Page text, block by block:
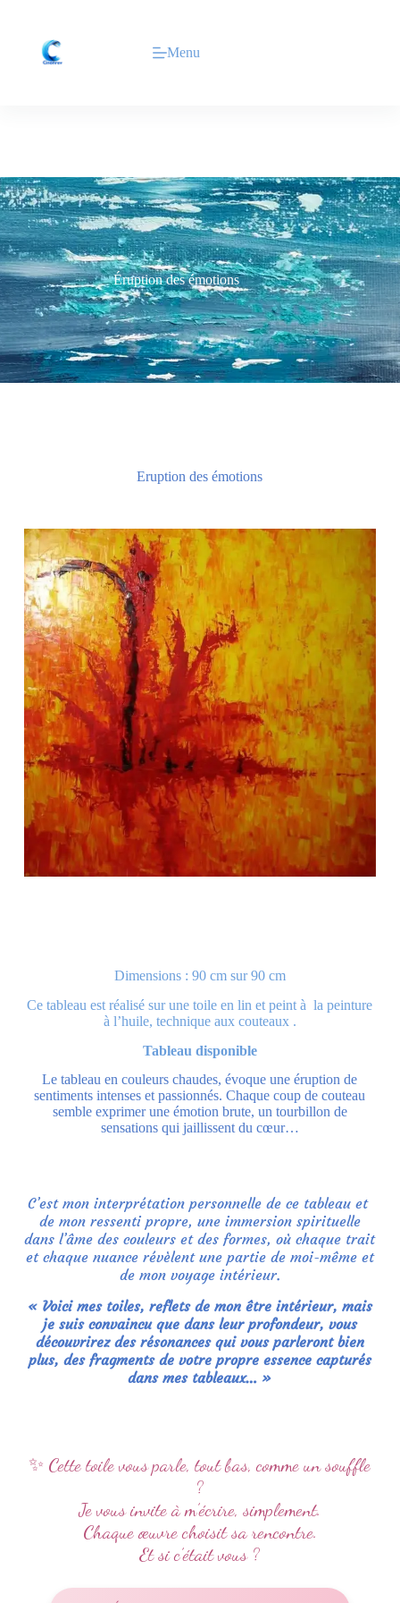
Menu
Éruption des émotions
Eruption des émotions
Dimensions : 90 cm sur 90 cm
Ce tableau est réalisé sur une toile en lin et peint à la peinture
à l’huile, technique aux couteaux .
Tableau disponible
Le tableau en couleurs chaudes, évoque une éruption de
sentiments intenses et passionnés. Chaque coup de couteau
semble exprimer une émotion brute, un tourbillon de
sensations qui jaillissent du cœur…
C’est mon interprétation personnelle de ce tableau et
de mon ressenti propre, une immersion spirituelle
dans l’âme des couleurs et des formes, où chaque trait
et chaque nuance révèlent une partie de moi-même et
de mon voyage intérieur.
« Voici mes toiles, reflets de mon être intérieur, mais
je suis convaincu que dans leur profondeur, vous
découvrirez des résonances qui vous parleront bien
plus, des fragments de votre propre essence capturés
dans mes tableaux… »
✨ Cette toile vous parle, tout bas, comme un souffle
?
Je vous invite à m’écrire, simplement.
Chaque œuvre choisit sa rencontre.
Et si c’était vous ?